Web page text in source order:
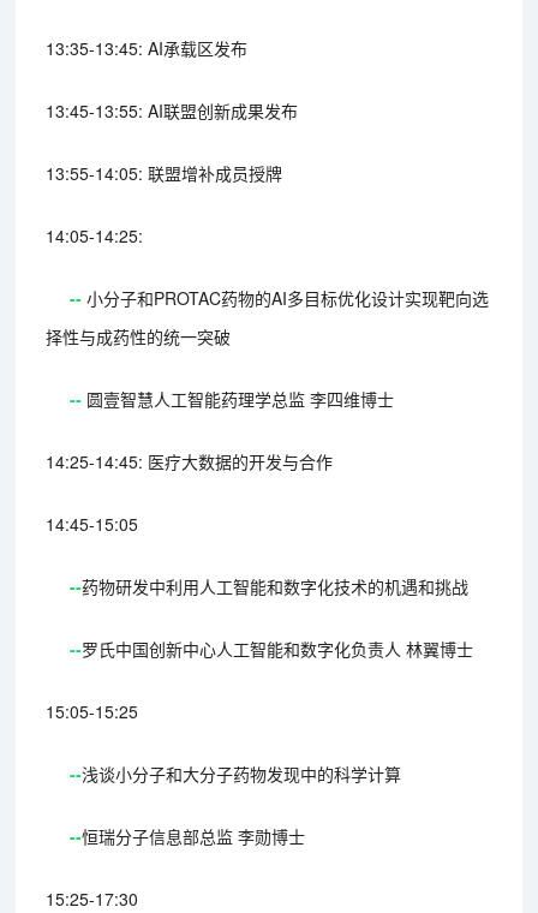
13:35-13:45: AI承载区发布
13:45-13:55: AI联盟创新成果发布
13:55-14:05: 联盟增补成员授牌
14:05-14:25:
-- 小分子和PROTAC药物的AI多目标优化设计实现靶向选
择性与成药性的统一突破
-- 圆壹智慧人工智能药理学总监 李四维博士
14:25-14:45: 医疗大数据的开发与合作
14:45-15:05
--药物研发中利用人工智能和数字化技术的机遇和挑战
--罗氏中国创新中心人工智能和数字化负责人 林翼博士
15:05-15:25
--浅谈小分子和大分子药物发现中的科学计算
--恒瑞分子信息部总监 李勋博士
15:25-17:30